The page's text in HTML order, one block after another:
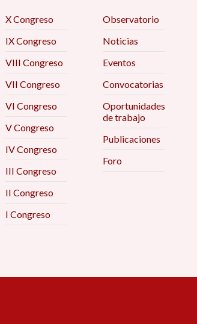
X Congreso
IX Congreso
VIII Congreso
VII Congreso
VI Congreso
V Congreso
IV Congreso
III Congreso
II Congreso
I Congreso
Observatorio
Noticias
Eventos
Convocatorias
Oportunidades
de trabajo
Publicaciones
Foro